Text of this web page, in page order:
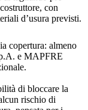
con
d’usura previsti.
copertura: almeno
e MAPFRE
di bloccare la
rischio di